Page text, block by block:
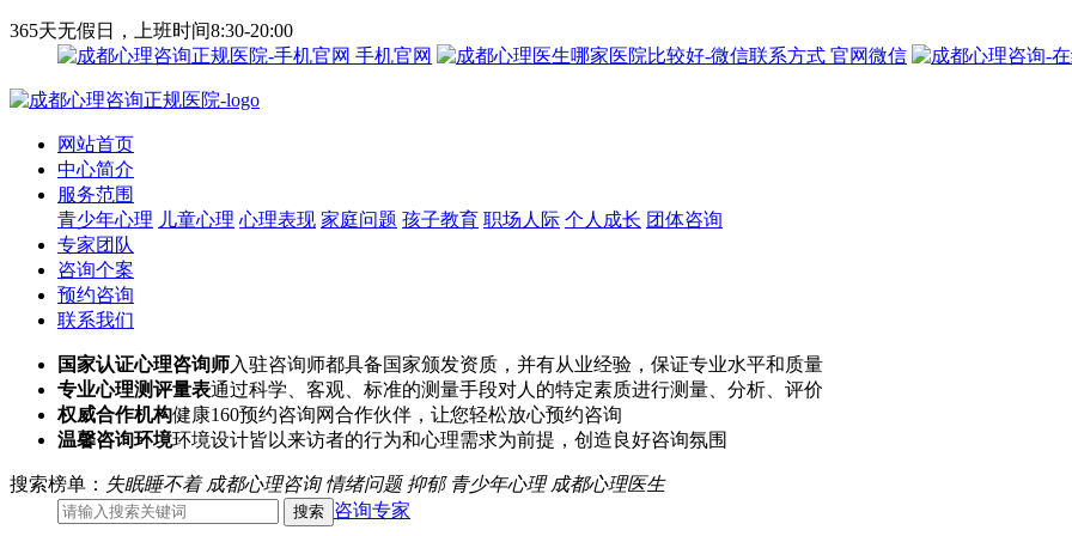
365天无假日，上班时间8:30-20:00
手机官网
官网微信
网站首页
中心简介
服务范围
青少年心理 儿童心理 心理表现 家庭问题 孩子教育 职场人际 个人成长 团体咨询
专家团队
咨询个案
预约咨询
联系我们
国家认证心理咨询师入驻咨询师都具备国家颁发资质，并有从业经验，保证专业水平和质量
专业心理测评量表通过科学、客观、标准的测量手段对人的特定素质进行测量、分析、评价
权威合作机构健康160预约咨询网合作伙伴，让您轻松放心预约咨询
温馨咨询环境环境设计皆以来访者的行为和心理需求为前提，创造良好咨询氛围
搜索榜单： 失眠睡不着 成都心理咨询 情绪问题 抑郁 青少年心理 成都心理医生
咨询专家